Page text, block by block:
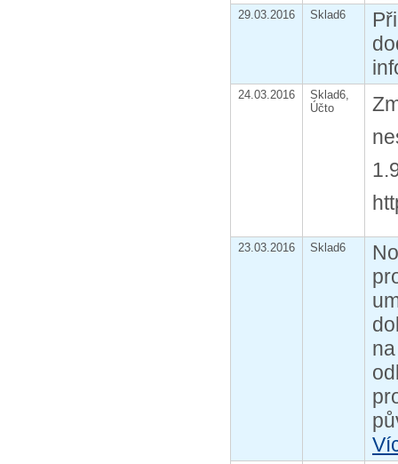
29.03.2016 Sklad6
24.03.2016
Sklad6,
Účto
23.03.2016 Sklad6